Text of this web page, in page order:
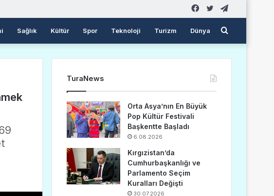
Twitter
Facebook
Sağlık Kültür Spor Teknoloji Turizm Dünya Arama
yap
TuraNews
Orta Asya’nın En Büyük
Pop Kültür Festivali
Başkentte Başladı
6.08.2026
Kırgızistan’da
Cumhurbaşkanlığı ve
Parlamento Seçim
Kuralları Değişti
30.07.2026